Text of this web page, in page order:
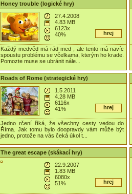
Honey trouble (logické hry)
27.4.2008
4.83 MB
6123x
40%
hrej
Každý medvěd má rád med , ale tento má navíc
spoustu problému se včelkama, kterým ho krade.
Pomozte muse se ubránit nále...
Roads of Rome (strategické hry)
1.5.2011
4.28 MB
6116x
41%
hrej
Jedno rčení říká, že všechny cesty vedou do
Říma. Jak tomu bylo doopravdy vám může být
jedno, protože na vás čeká úkol t...
The great escape (skákací hry)
22.9.2007
1.83 MB
6080x
51%
hrej